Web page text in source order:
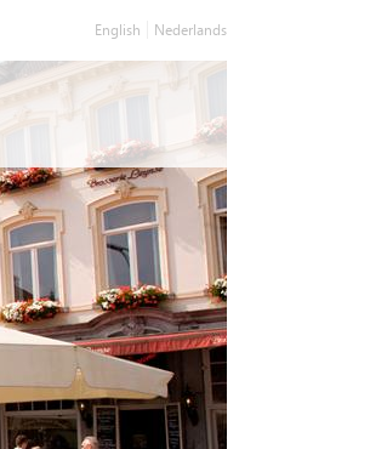
English Nederlands